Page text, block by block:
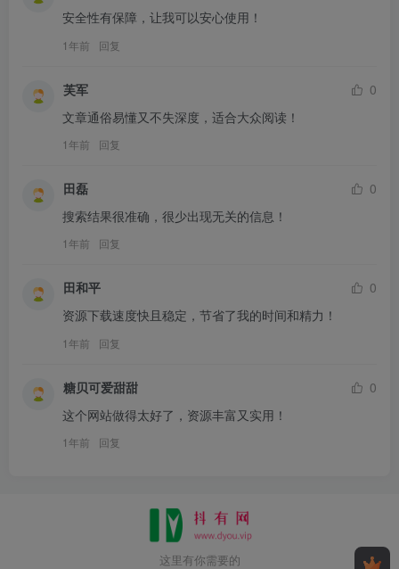
安全性有保障，让我可以安心使用！
1年前 回复
芙军
0
文章通俗易懂又不失深度，适合大众阅读！
1年前 回复
田磊
0
搜索结果很准确，很少出现无关的信息！
1年前 回复
田和平
0
资源下载速度快且稳定，节省了我的时间和精力！
1年前 回复
糖贝可爱甜甜
0
这个网站做得太好了，资源丰富又实用！
1年前 回复
这里有你需要的